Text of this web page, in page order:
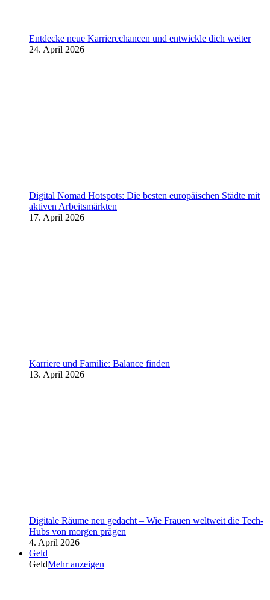
Entdecke neue Karrierechancen und entwickle dich weiter
24. April 2026
Digital Nomad Hotspots: Die besten europäischen Städte mit
aktiven Arbeitsmärkten
17. April 2026
Karriere und Familie: Balance finden
13. April 2026
Digitale Räume neu gedacht – Wie Frauen weltweit die Tech-
Hubs von morgen prägen
4. April 2026
Geld
GeldMehr anzeigen